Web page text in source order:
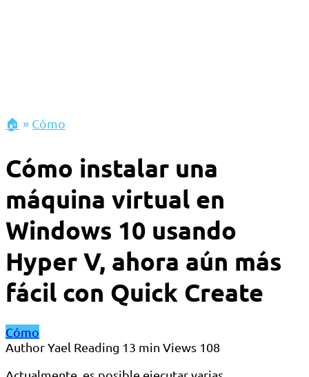
🏠 » Cómo
Cómo instalar una
máquina virtual en
Windows 10 usando
Hyper V, ahora aún más
fácil con Quick Create
Cómo
AuthorYael Reading 13 min Views 108